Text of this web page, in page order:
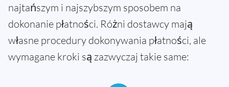
najtańszym i najszybszym sposobem na
dokonanie płatności. Różni dostawcy mają
własne procedury dokonywania płatności, ale
wymagane kroki są zazwyczaj takie same: